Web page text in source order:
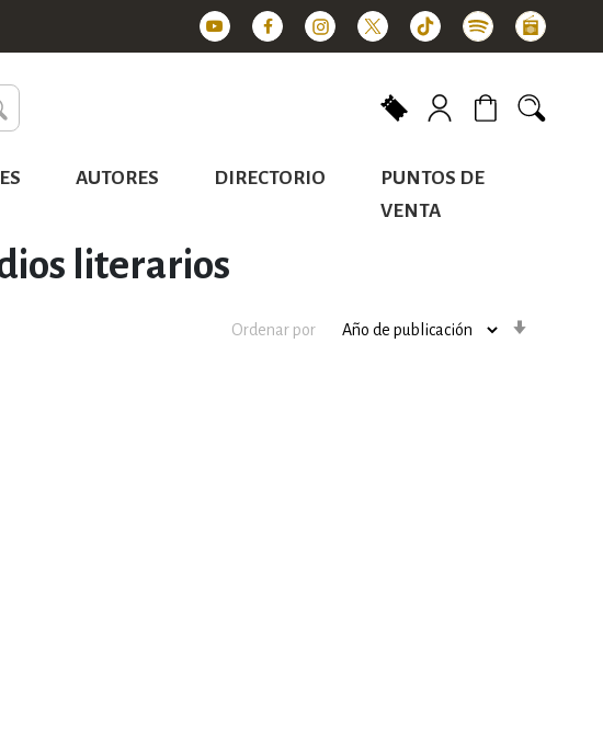
AUTORES DIRECTORIO
PUNTOS DE
VENTA
literarios
Ordenar por